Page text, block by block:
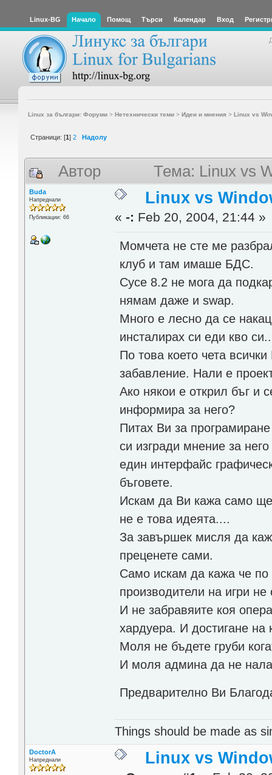
Linux-BG Начало Помощ Търси Календар Вход
Linux за българи: Форуми> Нетехнически теми> Идеи и мнения > Linux vs
Страници: [1] 2 Надолу
Автор Тема: Linux vs
Buda
Напреднали
Публикации: 66
Linux vs
«-: Feb 20, 2004, 21:44 »
Момчета не сте ме
клуб и там имаше БДС.
Сусе 8.2 не мога да
нямам даже и swap.
Много е лесно да се
инсталирах си еди кво
По това което чета
забавление. Нали е
Ако някои е открил бъг и
информира за него?
Питах Ви за
си изгради мнение за
един интерфайс
бъговете.
Искам да Ви кажа само
не е това идеята....
За завършек мисля да
преценете сами.
Само искам да кажа че по
производители на игри
И не забравяите коя
хардуера. И достигане
Моля не бъдете груби
И моля админа да не
Предварително Ви
Things should be made as
DoctorA
Напреднали Linux vs